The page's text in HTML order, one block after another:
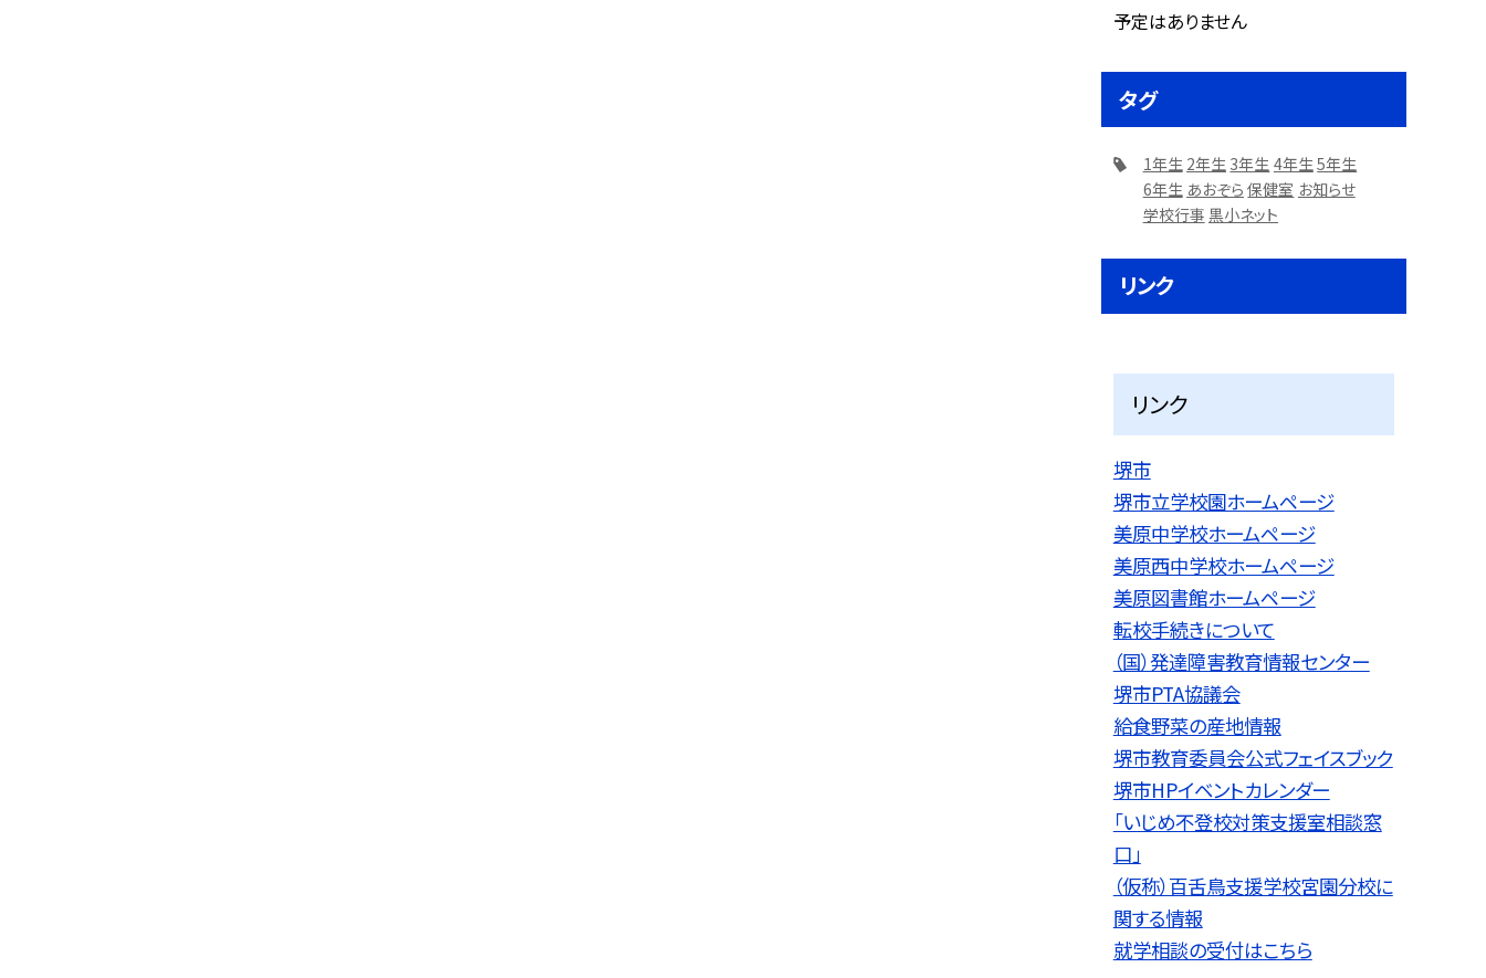
予定はありません
タグ
1年生 2年生 3年生 4年生 5年生
6年生 あおぞら 保健室 お知らせ
学校行事 黒小ネット
リンク
リンク
堺市
堺市立学校園ホームページ
美原中学校ホームページ
美原西中学校ホームページ
美原図書館ホームページ
転校手続きについて
（国）発達障害教育情報センター
堺市PTA協議会
給食野菜の産地情報
堺市教育委員会公式フェイスブック
堺市HPイベントカレンダー
「いじめ不登校対策支援室相談窓
口」
（仮称）百舌鳥支援学校宮園分校に
関する情報
就学相談の受付はこちら